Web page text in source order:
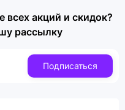
всех акций и скидок?
рассылку
Подписаться